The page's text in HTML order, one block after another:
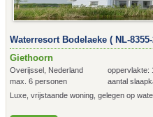
Waterresort Bodelaeke ( NL-
Giethoorn
Overijssel, Nederland
oppervlakte:
max. 6 personen
aantal
Luxe, vrijstaande woning, gelegen op